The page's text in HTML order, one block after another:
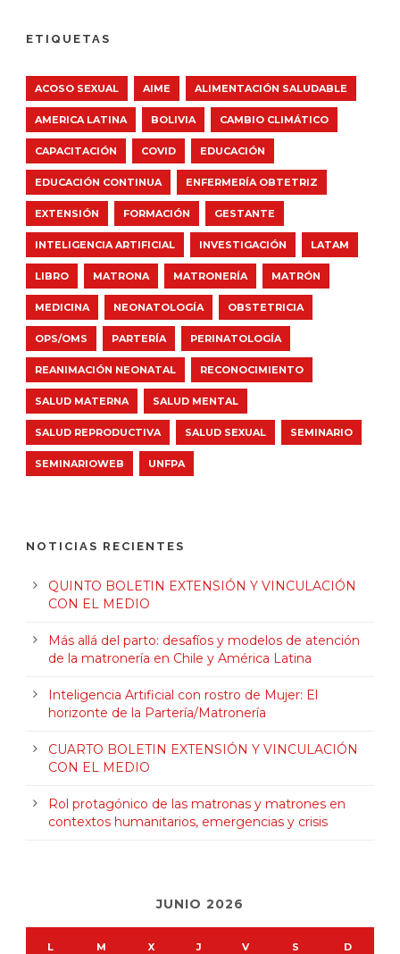
ETIQUETAS
ACOSO SEXUAL AIME ALIMENTACIÓN SALUDABLE
AMERICA LATINA BOLIVIA CAMBIO CLIMÁTICO
CAPACITACIÓN COVID EDUCACIÓN
EDUCACIÓN CONTINUA ENFERMERÍA OBTETRIZ
EXTENSIÓN FORMACIÓN GESTANTE
INTELIGENCIA ARTIFICIAL INVESTIGACIÓN LATAM
LIBRO MATRONA MATRONERÍA MATRÓN
MEDICINA NEONATOLOGÍA OBSTETRICIA
OPS/OMS PARTERÍA PERINATOLOGÍA
REANIMACIÓN NEONATAL RECONOCIMIENTO
SALUD MATERNA SALUD MENTAL
SALUD REPRODUCTIVA SALUD SEXUAL SEMINARIO
SEMINARIOWEB UNFPA
NOTICIAS RECIENTES
QUINTO BOLETIN EXTENSIÓN Y VINCULACIÓN
CON EL MEDIO
Más allá del parto: desafíos y modelos de atención
de la matronería en Chile y América Latina
Inteligencia Artificial con rostro de Mujer: El
horizonte de la Partería/Matronería
CUARTO BOLETIN EXTENSIÓN Y VINCULACIÓN
CON EL MEDIO
Rol protagónico de las matronas y matrones en
contextos humanitarios, emergencias y crisis
JUNIO 2026
L M X J V S D